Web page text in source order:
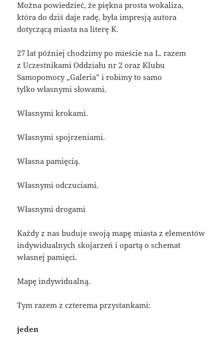
Można powiedzieć, że piękna prosta wokaliza,
która do dziś daje radę, była impresją autora
dotyczącą miasta na literę K.
27 lat później chodzimy po mieście na L. razem
z Uczestnikami Oddziału nr 2 oraz Klubu
Samopomocy „Galeria” i robimy to samo
tylko własnymi słowami.
Własnymi krokami.
Własnymi spojrzeniami.
Własna pamięcią.
Własnymi odczuciami.
Własnymi drogami
Każdy z nas buduje swoją mapę miasta z elementów
indywidualnych skojarzeń i opartą o schemat
własnej pamięci.
Mapę indywidualną.
Tym razem z czterema przystankami:
jeden